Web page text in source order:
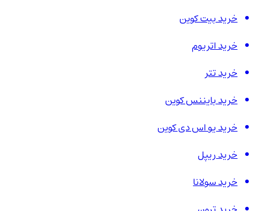
خرید بیت کوین
خرید اتریوم
خرید تتر
خرید بایننس کوین
خرید یو اس دی کوین
خرید ریپل
خرید سولانا